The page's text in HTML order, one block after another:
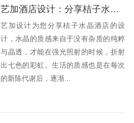
艺加酒店设计：分享桔子水晶酒店设计的观点
艺加设计为您分享桔子水晶酒店的设
计，水晶的质感来自于没有杂质的纯粹
与晶透，才能在强光照射的时候，折射
出七色的彩虹。生活的质感也是在每次
的新陈代谢后，逐渐...